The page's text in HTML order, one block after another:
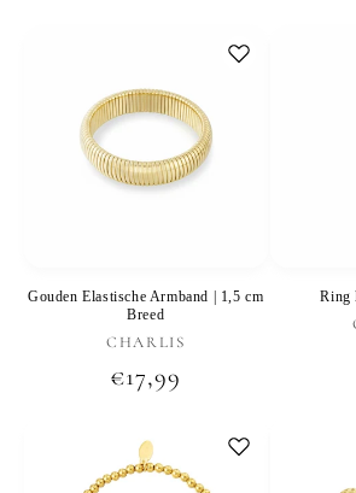
Gouden Elastische Armband | 1,5 cm
Breed
Verkoper:
CHARLIS
Normale
€17,99
Ring